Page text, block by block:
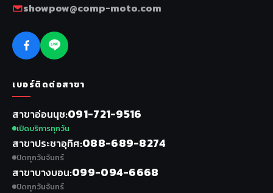
showpow@comp-moto.com
เบอร์ติดต่อสาขา
สาขาอ่อนนุช 091-721-9516
เปิดบริการทุกวัน
สาขาประชาอุทิศ 088-689-8274
ปิดทุกวันจันทร์
สาขาบางบอน 099-094-6668
ปิดทุกวันจันทร์